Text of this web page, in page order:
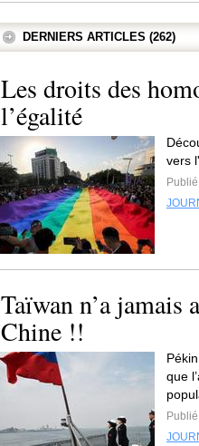
DERNIERS ARTICLES (262)
Les droits des
l’égalité
vers
Taïwan n’a jamais
Chine !!
que